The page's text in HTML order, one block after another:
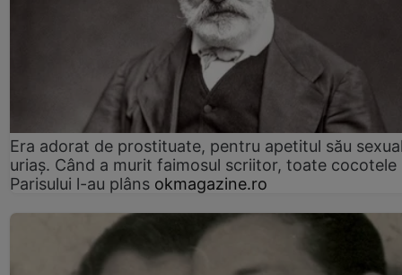
Era adorat de prostituate, pentru apetitul său
uriaș. Când a murit faimosul scriitor, toate cocotele
Parisului l-au plâns okmagazine.ro